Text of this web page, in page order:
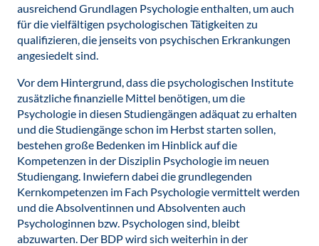
ausreichend Grundlagen Psychologie enthalten, um auch
für die vielfältigen psychologischen Tätigkeiten zu
qualifizieren, die jenseits von psychischen Erkrankungen
angesiedelt sind.
Vor dem Hintergrund, dass die psychologischen Institute
zusätzliche finanzielle Mittel benötigen, um die
Psychologie in diesen Studiengängen adäquat zu erhalten
und die Studiengänge schon im Herbst starten sollen,
bestehen große Bedenken im Hinblick auf die
Kompetenzen in der Disziplin Psychologie im neuen
Studiengang. Inwiefern dabei die grundlegenden
Kernkompetenzen im Fach Psychologie vermittelt werden
und die Absolventinnen und Absolventen auch
Psychologinnen bzw. Psychologen sind, bleibt
abzuwarten. Der BDP wird sich weiterhin in der